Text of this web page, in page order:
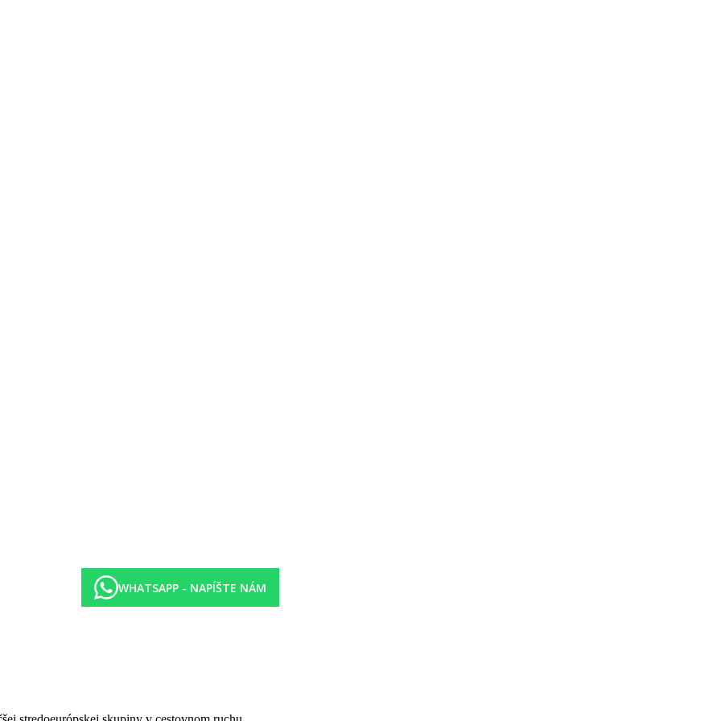
stredomorská, španielska, peruánska, grill, pizzeria, talianska, ázijská), 6 barov, 2 bazény, wellness centrum, posilňovňa, čistiareň
hotela Catalonia Bavaro Beach (ďalších 8 reštaurácií a 8 barov).
poskytované iba 2 postele typu queen.
zadarmo
Bavaro Beach (bez nutnosti rezervácie)
fitness, aerobik, volejbal, vodný aerobik, lekcie jogy
masáže na pláži.
WHATSAPP - NAPÍŠTE NÁM